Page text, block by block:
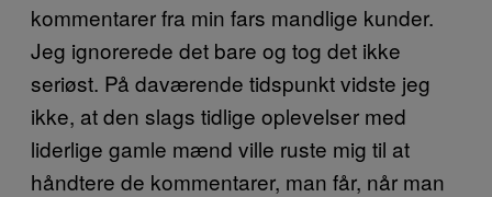
kommentarer fra min fars mandlige kunder.
Jeg ignorerede det bare og tog det ikke
seriøst. På daværende tidspunkt vidste jeg
ikke, at den slags tidlige oplevelser med
liderlige gamle mænd ville ruste mig til at
håndtere de kommentarer, man får, når man